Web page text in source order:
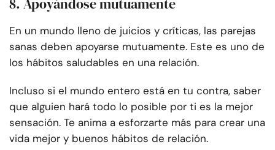
8. Apoyándose mutuamente
En un mundo lleno de juicios y críticas, las parejas
sanas deben apoyarse mutuamente. Este es uno de
los hábitos saludables en una relación.
Incluso si el mundo entero está en tu contra, saber
que alguien hará todo lo posible por ti es la mejor
sensación. Te anima a esforzarte más para crear una
vida mejor y buenos hábitos de relación.